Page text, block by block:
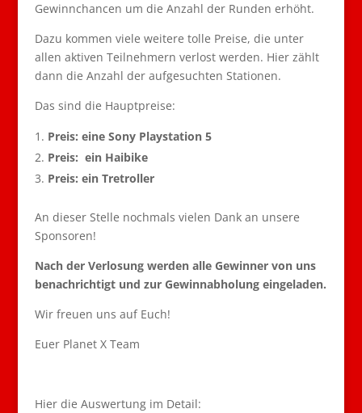
Gewinnchancen um die Anzahl der Runden erhöht.
Dazu kommen viele weitere tolle Preise, die unter
allen aktiven Teilnehmern verlost werden. Hier zählt
dann die Anzahl der aufgesuchten Stationen.
Das sind die Hauptpreise:
Preis: eine Sony Playstation 5
Preis: ein Haibike
Preis: ein Tretroller
An dieser Stelle nochmals vielen Dank an unsere
Sponsoren!
Nach der Verlosung werden alle Gewinner von uns
benachrichtigt und zur Gewinnabholung eingeladen.
Wir freuen uns auf Euch!
Euer Planet X Team
Hier die Auswertung im Detail: